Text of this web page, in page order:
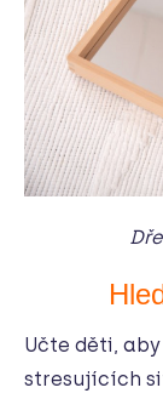
Učte děti,
stresujících